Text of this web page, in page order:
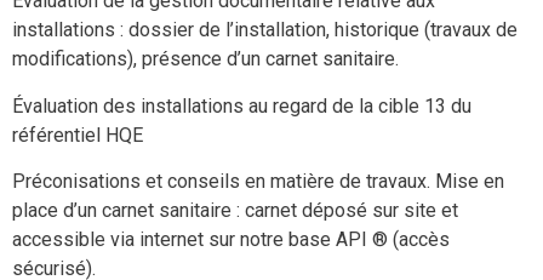
installations : dossier de l’installation, historique (travaux de
modifications), présence d’un carnet sanitaire.
Évaluation des installations au regard de la cible 13 du
référentiel HQE
Préconisations et conseils en matière de travaux. Mise en
place d’un carnet sanitaire : carnet déposé sur site et
accessible via internet sur notre base API ® (accès
sécurisé).